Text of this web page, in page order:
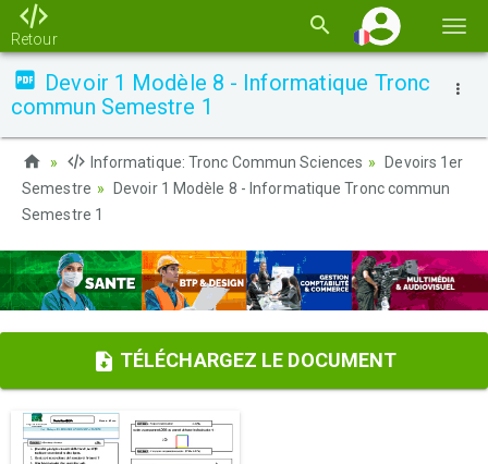
la
Retour
Devoir 1 Modèle 8 - Informatique Tronc
commun Semestre 1
Informatique: Tronc Commun Sciences
Devoirs 1er
Semestre
Devoir 1 Modèle 8 - Informatique Tronc commun
Semestre 1
TÉLÉCHARGEZ LE DOCUMENT